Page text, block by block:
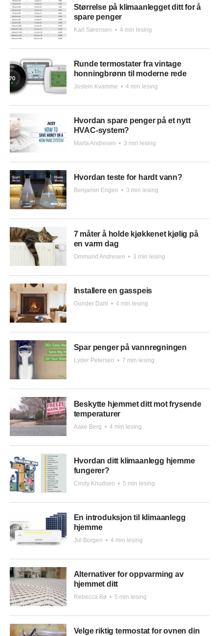
Størrelse på klimaanlegget ditt for å
spare penger
Karl Sørensen • 4 min lesing
Runde termostater fra vintage
honningbrønn til moderne rede
Jostein Kvamme • 4 min lesing
Hvordan spare penger på et nytt
HVAC-system?
Marta Andresen • 3 min lesing
Hvordan teste for hardt vann?
Benjamin Engen • 3 min lesing
7 måter å holde kjøkkenet kjølig på
en varm dag
Ommund Andresen • 3 min lesing
Installere en gasspeis
Gunder Dahl • 4 min lesing
Spar penger på vannregningen
Lyder Petersen • 7 min lesing
Beskytte hjemmet ditt mot frysende
temperaturer
Aake Berg • 4 min lesing
Hvordan ditt klimaanlegg hjemme
fungerer?
Cindy Knudsen • 5 min lesing
En introduksjon til klimaanlegg
hjemme
Jul Borgen • 4 min lesing
Alternativer for oppvarming av
hjemmet ditt
Rebecca Bø • 5 min lesing
Velge riktig termostat for ovnen din